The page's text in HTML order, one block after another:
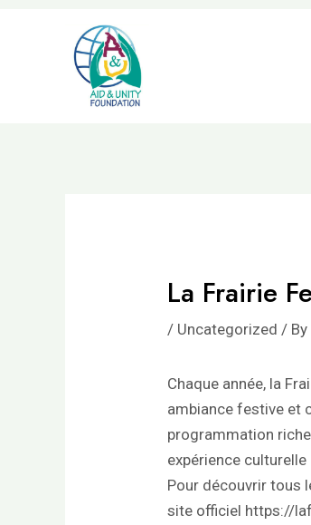
La Frairie
/ Uncategorized / By
Chaque année, la
ambiance festive et
programmation
expérience
Pour découvrir tous
site officiel https://